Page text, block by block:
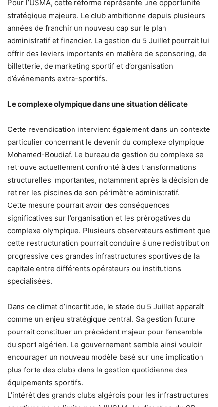
Pour l’USMA, cette réforme représente une opportunité
stratégique majeure. Le club ambitionne depuis plusieurs
années de franchir un nouveau cap sur le plan
administratif et financier. La gestion du 5 Juillet pourrait lui
offrir des leviers importants en matière de sponsoring, de
billetterie, de marketing sportif et d’organisation
d’événements extra-sportifs.
Le complexe olympique dans une situation délicate
Cette revendication intervient également dans un contexte
particulier concernant le devenir du complexe olympique
Mohamed-Boudiaf. Le bureau de gestion du complexe se
retrouve actuellement confronté à des transformations
structurelles importantes, notamment après la décision de
retirer les piscines de son périmètre administratif.
Cette mesure pourrait avoir des conséquences
significatives sur l’organisation et les prérogatives du
complexe olympique. Plusieurs observateurs estiment que
cette restructuration pourrait conduire à une redistribution
progressive des grandes infrastructures sportives de la
capitale entre différents opérateurs ou institutions
spécialisées.
Dans ce climat d’incertitude, le stade du 5 Juillet apparaît
comme un enjeu stratégique central. Sa gestion future
pourrait constituer un précédent majeur pour l’ensemble
du sport algérien. Le gouvernement semble ainsi vouloir
encourager un nouveau modèle basé sur une implication
plus forte des clubs dans la gestion quotidienne des
équipements sportifs.
L’intérêt des grands clubs algérois pour les infrastructures